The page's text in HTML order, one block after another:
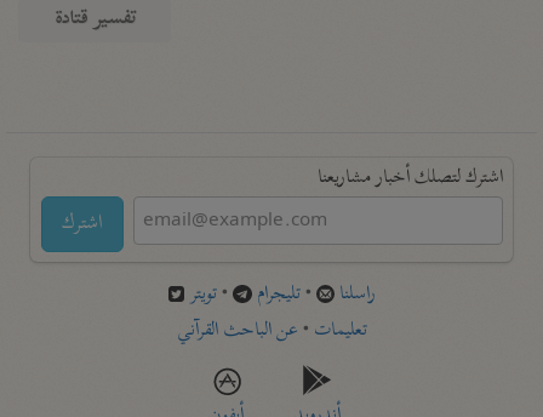
تفسير قتادة
اشترك لتصلك أخبار مشاريعنا
اشترك
راسلنا •تليجرام •تويتر
تعليمات •عن الباحث القرآني